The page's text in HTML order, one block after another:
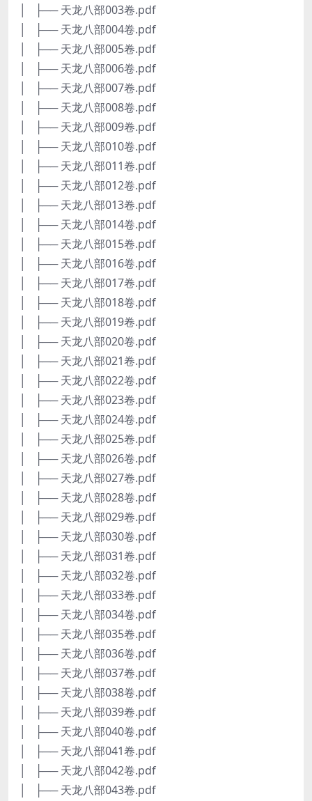
│ ├── 天龙八部003卷.pdf
│ ├── 天龙八部004卷.pdf
│ ├── 天龙八部005卷.pdf
│ ├── 天龙八部006卷.pdf
│ ├── 天龙八部007卷.pdf
│ ├── 天龙八部008卷.pdf
│ ├── 天龙八部009卷.pdf
│ ├── 天龙八部010卷.pdf
│ ├── 天龙八部011卷.pdf
│ ├── 天龙八部012卷.pdf
│ ├── 天龙八部013卷.pdf
│ ├── 天龙八部014卷.pdf
│ ├── 天龙八部015卷.pdf
│ ├── 天龙八部016卷.pdf
│ ├── 天龙八部017卷.pdf
│ ├── 天龙八部018卷.pdf
│ ├── 天龙八部019卷.pdf
│ ├── 天龙八部020卷.pdf
│ ├── 天龙八部021卷.pdf
│ ├── 天龙八部022卷.pdf
│ ├── 天龙八部023卷.pdf
│ ├── 天龙八部024卷.pdf
│ ├── 天龙八部025卷.pdf
│ ├── 天龙八部026卷.pdf
│ ├── 天龙八部027卷.pdf
│ ├── 天龙八部028卷.pdf
│ ├── 天龙八部029卷.pdf
│ ├── 天龙八部030卷.pdf
│ ├── 天龙八部031卷.pdf
│ ├── 天龙八部032卷.pdf
│ ├── 天龙八部033卷.pdf
│ ├── 天龙八部034卷.pdf
│ ├── 天龙八部035卷.pdf
│ ├── 天龙八部036卷.pdf
│ ├── 天龙八部037卷.pdf
│ ├── 天龙八部038卷.pdf
│ ├── 天龙八部039卷.pdf
│ ├── 天龙八部040卷.pdf
│ ├── 天龙八部041卷.pdf
│ ├── 天龙八部042卷.pdf
│ ├── 天龙八部043卷.pdf